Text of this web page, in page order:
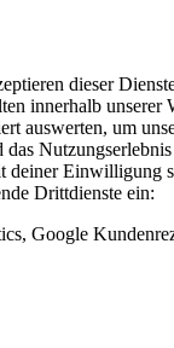
dieser
innerhalb unserer
auswerten, um
das
deiner Einwilligung
Drittdienste ein:
Google